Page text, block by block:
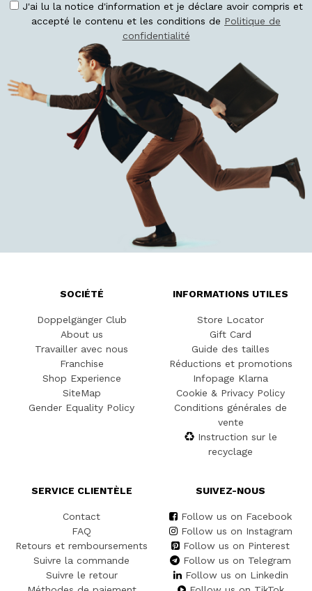
J'ai lu la notice d'information et je déclare avoir compris et
accepté le contenu et les conditions de Politique de
confidentialité
SOCIÉTÉ
Doppelgänger Club
About us
Travailler avec nous
Franchise
Shop Experience
SiteMap
Gender Equality Policy
INFORMATIONS UTILES
Store Locator
Gift Card
Guide des tailles
Réductions et promotions
Infopage Klarna
Cookie & Privacy Policy
Conditions générales de
vente
Instruction sur le
recyclage
SERVICE CLIENTÈLE
Contact
FAQ
Retours et remboursements
Suivre la commande
Suivre le retour
SUIVEZ-NOUS
Follow us on Facebook
Follow us on Instagram
Follow us on Pinterest
Follow us on Telegram
Follow us on Linkedin